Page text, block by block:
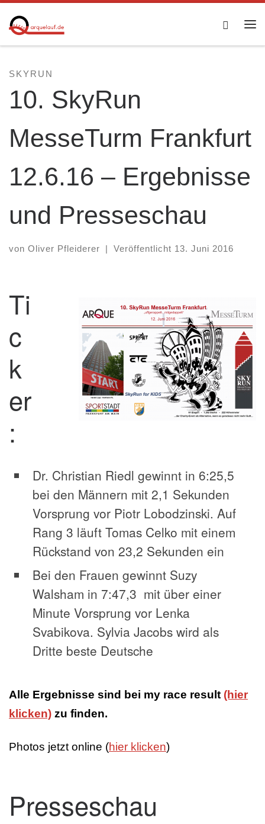
Zum Inhalt springen Search
SKYRUN
10. SkyRun
MesseTurm Frankfurt
12.6.16 – Ergebnisse
und Presseschau
von Oliver Pfleiderer Veröffentlicht 13. Juni 2016
Ti
c
k
er
:
Dr. Christian Riedl gewinnt in 6:25,5
bei den Männern mit 2,1 Sekunden
Vorsprung vor Piotr Lobodzinski. Auf
Rang 3 läuft Tomas Celko mit einem
Rückstand von 23,2 Sekunden ein
Bei den Frauen gewinnt Suzy
Walsham in 7:47,3 mit über einer
Minute Vorsprung vor Lenka
Svabikova. Sylvia Jacobs wird als
Dritte beste Deutsche
Alle Ergebnisse sind bei my race result (hier
klicken) zu finden.
Photos jetzt online (hier klicken)
Presseschau